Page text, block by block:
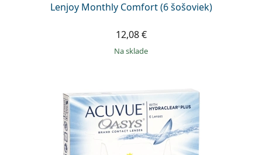
Lenjoy Monthly Comfort (6 šošoviek)
12,08 €
na sklade